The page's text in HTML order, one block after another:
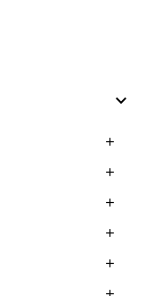





